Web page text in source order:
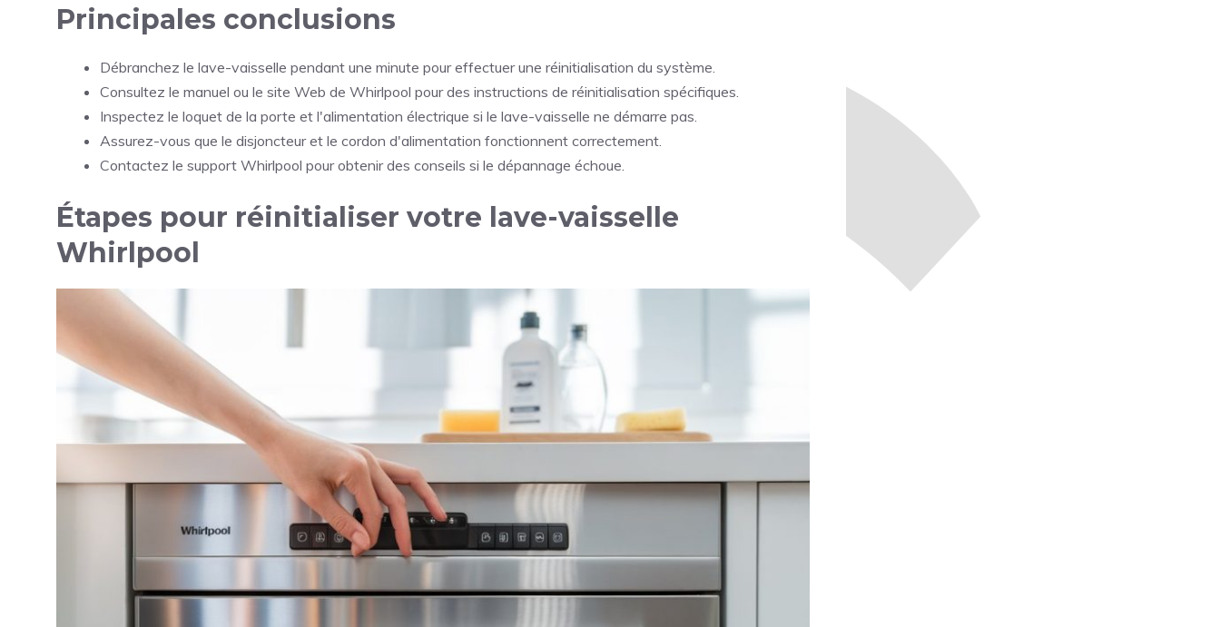
Principales conclusions
Débranchez le lave-vaisselle pendant une minute pour effectuer une réinitialisation du système.
Consultez le manuel ou le site Web de Whirlpool pour des instructions de réinitialisation spécifiques.
Inspectez le loquet de la porte et l'alimentation électrique si le lave-vaisselle ne démarre pas.
Assurez-vous que le disjoncteur et le cordon d'alimentation fonctionnent correctement.
Contactez le support Whirlpool pour obtenir des conseils si le dépannage échoue.
Étapes pour réinitialiser votre lave-vaisselle
Whirlpool